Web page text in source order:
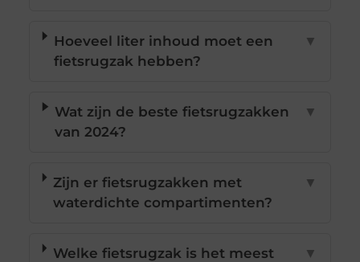
Hoeveel liter inhoud moet een
fietsrugzak hebben?
▼
Wat zijn de beste fietsrugzakken
van 2024?
▼
Zijn er fietsrugzakken met
waterdichte compartimenten?
▼
Welke fietsrugzak is het meest ▼